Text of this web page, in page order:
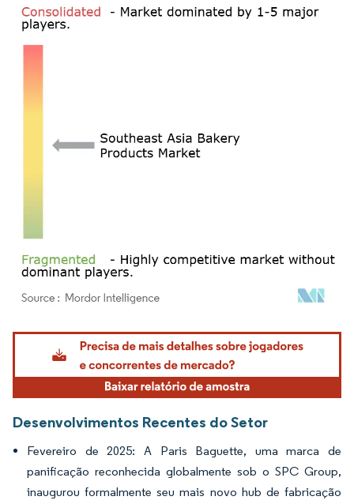
Imagem © Mordor Intelligence. O reuso requer atribuição conforme CC BY 4.0.
Desenvolvimentos Recentes do Setor
Fevereiro de 2025: A Paris Baguette, uma marca de
panificação reconhecida globalmente sob o SPC Group,
inaugurou formalmente seu mais novo hub de fabricação